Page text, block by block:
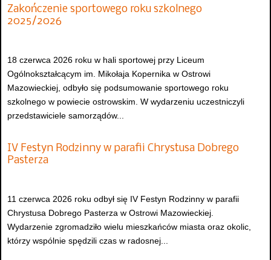
Zakończenie sportowego roku szkolnego
2025/2026
18 czerwca 2026 roku w hali sportowej przy Liceum
Ogólnokształcącym im. Mikołaja Kopernika w Ostrowi
Mazowieckiej, odbyło się podsumowanie sportowego roku
szkolnego w powiecie ostrowskim. W wydarzeniu uczestniczyli
przedstawiciele samorządów...
IV Festyn Rodzinny w parafii Chrystusa Dobrego
Pasterza
11 czerwca 2026 roku odbył się IV Festyn Rodzinny w parafii
Chrystusa Dobrego Pasterza w Ostrowi Mazowieckiej.
Wydarzenie zgromadziło wielu mieszkańców miasta oraz okolic,
którzy wspólnie spędzili czas w radosnej...